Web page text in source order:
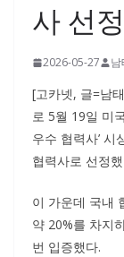
사 선정
2026-05-27
[고카넷, 글=남
로 5월 19일 미
우수 협력사’
협력사로 선정
이 가운데 국내
약 20%를 차지
번 입증했다.